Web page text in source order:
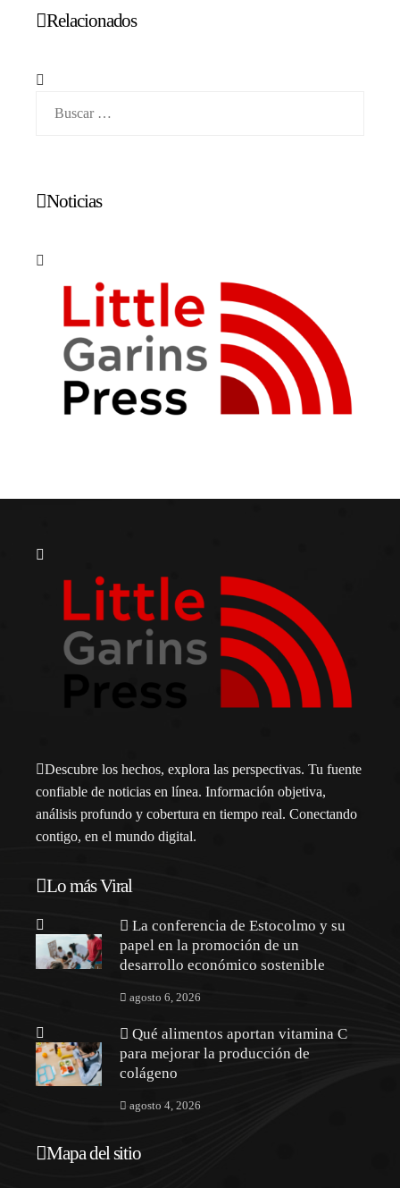
Relacionados
Noticias
Descubre los hechos, explora las perspectivas. Tu fuente
confiable de noticias en línea. Información objetiva,
análisis profundo y cobertura en tiempo real. Conectando
contigo, en el mundo digital.
Lo más Viral
La conferencia de Estocolmo y su
papel en la promoción de un
desarrollo económico sostenible
agosto 6, 2026
Qué alimentos aportan vitamina C
para mejorar la producción de
colágeno
agosto 4, 2026
Mapa del sitio